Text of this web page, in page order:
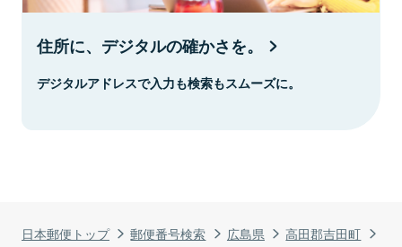
日本郵便トップ 郵便番号検索 広島県
高田郡吉田町
住所に、デジタルの確かさを。
デジタルアドレスで入力も検索もスムーズに。